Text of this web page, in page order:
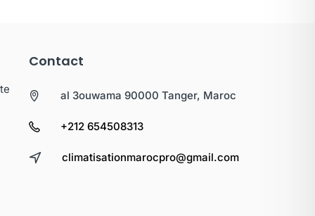
Contact
al 3ouwama 90000 Tanger, Maroc
+212 654508313
climatisationmarocpro@gmail.com